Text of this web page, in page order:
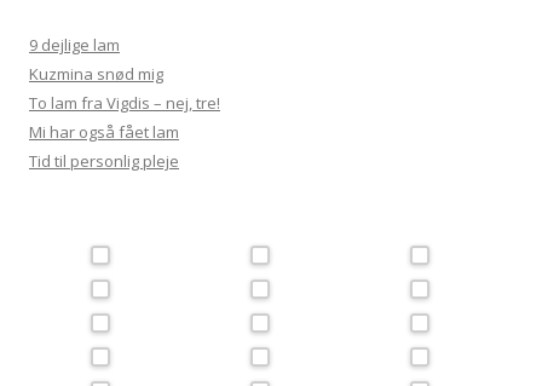
9 dejlige lam
Kuzmina snød mig
To lam fra Vigdis – nej, tre!
Mi har også fået lam
Tid til personlig pleje